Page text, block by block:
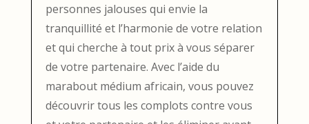
personnes jalouses qui envie la
tranquillité et l’harmonie de votre relation
et qui cherche à tout prix à vous séparer
de votre partenaire. Avec l’aide du
marabout médium africain, vous pouvez
découvrir tous les complots contre vous